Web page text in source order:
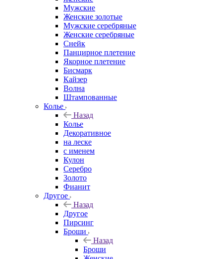
Мужские
Женские золотые
Мужские серебряные
Женские серебряные
Снейк
Панцирное плетение
Якорное плетение
Бисмарк
Кайзер
Волна
Штампованные
Колье
Назад
Колье
Декоративное
на леске
с именем
Кулон
Серебро
Золото
Фианит
Другое
Назад
Другое
Пирсинг
Броши
Назад
Броши